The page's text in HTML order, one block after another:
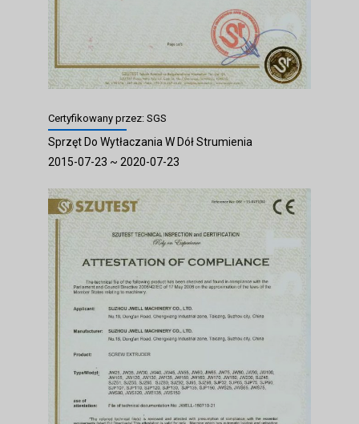
Certyfikowany przez: SGS
Sprzęt Do Wytłaczania W Dół Strumienia
2015-07-23 ~ 2020-07-23